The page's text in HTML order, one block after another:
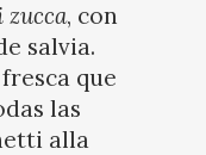
, con
salvia.
que
las
alla